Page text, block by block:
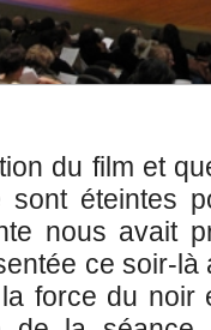
du film et
sont éteintes
nous avait
ce soir-là
force du